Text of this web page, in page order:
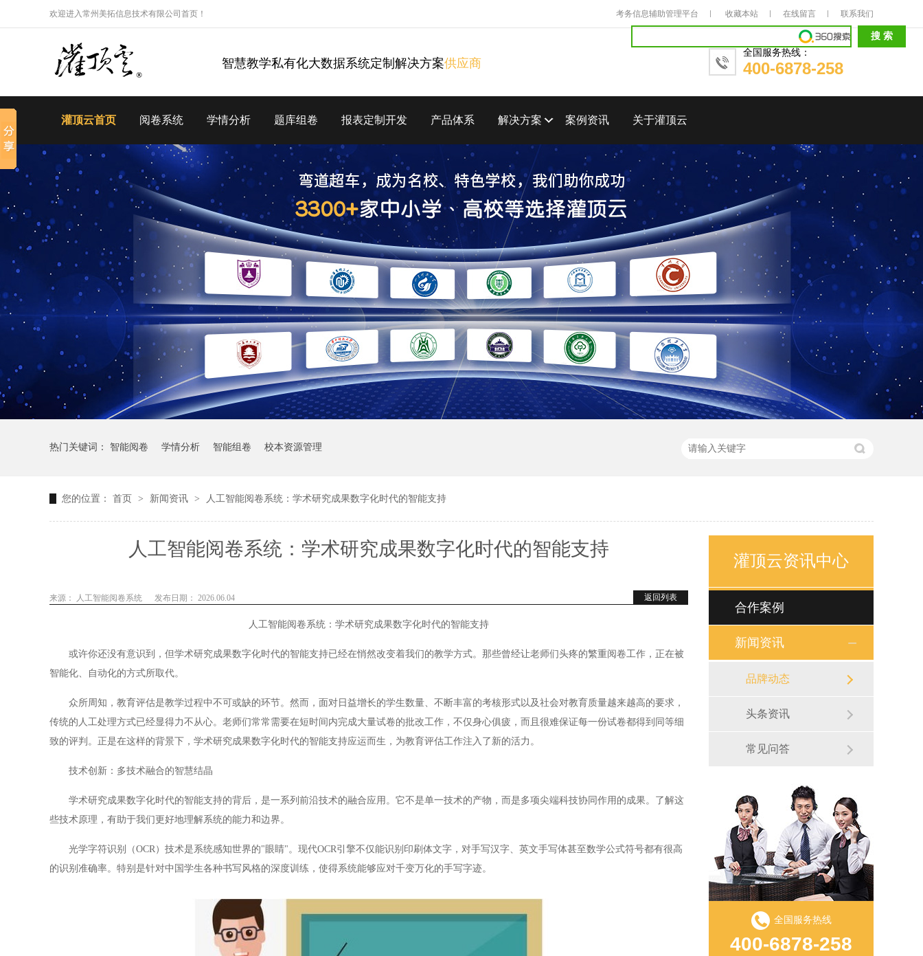
考务信息辅助管理平台 收藏本站 在线留言 联系我们
欢迎进入常州美拓信息技术有限公司首页！
智慧教学私有化大数据系统定制解决方案供应商
全国服务热线：
400-6878-258
灌顶云首页 阅卷系统 学情分析 题库组卷 报表定制开发 产品体系 解决方案 案例资讯 关于灌顶云
热门关键词： 智能阅卷 学情分析 智能组卷 校本资源管理
您的位置： 首页 > 新闻资讯 > 人工智能阅卷系统：学术研究成果数字化时代的智能支持
人工智能阅卷系统：学术研究成果数字化时代的智能支持
返回列表
来源： 人工智能阅卷系统 发布日期： 2026.06.04
人工智能阅卷系统：学术研究成果数字化时代的智能支持
或许你还没有意识到，但学术研究成果数字化时代的智能支持已经在悄然改变着我们的教学方式。那些曾经让老师们头疼的繁重阅卷工作，正在被
智能化、自动化的方式所取代。
众所周知，教育评估是教学过程中不可或缺的环节。然而，面对日益增长的学生数量、不断丰富的考核形式以及社会对教育质量越来越高的要求，
传统的人工处理方式已经显得力不从心。老师们常常需要在短时间内完成大量试卷的批改工作，不仅身心俱疲，而且很难保证每一份试卷都得到同等细
致的评判。正是在这样的背景下，学术研究成果数字化时代的智能支持应运而生，为教育评估工作注入了新的活力。
技术创新：多技术融合的智慧结晶
学术研究成果数字化时代的智能支持的背后，是一系列前沿技术的融合应用。它不是单一技术的产物，而是多项尖端科技协同作用的成果。了解这
些技术原理，有助于我们更好地理解系统的能力和边界。
光学字符识别（OCR）技术是系统感知世界的"眼睛"。现代OCR引擎不仅能识别印刷体文字，对手写汉字、英文手写体甚至数学公式符号都有很高
的识别准确率。特别是针对中国学生各种书写风格的深度训练，使得系统能够应对千变万化的手写字迹。
灌顶云资讯中心
合作案例
新闻资讯
品牌动态
头条资讯
常见问答
全国服务热线
400-6878-258